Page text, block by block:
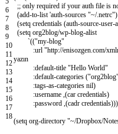
6
7
8
9
10
11
12
13
14
15
16
17
18
;; only required if your auth file is
(add-to-list 'auth-sources "~/.netrc")
(setq credentials (auth-source-user-
(setq org2blog/wp-blog-alist
`(("my-blog"
:url "http://enisozgen.com/
yazın
:default-title "Hello World"
:default-categories (
:tags-as-categories nil)
:username ,(car credentials)
:password ,(cadr credentials)))
(setq org-directory "~/Dropbox/